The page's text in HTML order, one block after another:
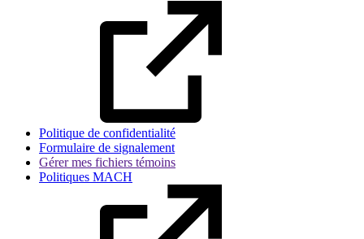
Politique de confidentialité
Formulaire de signalement
Gérer mes fichiers témoins
Politiques MACH